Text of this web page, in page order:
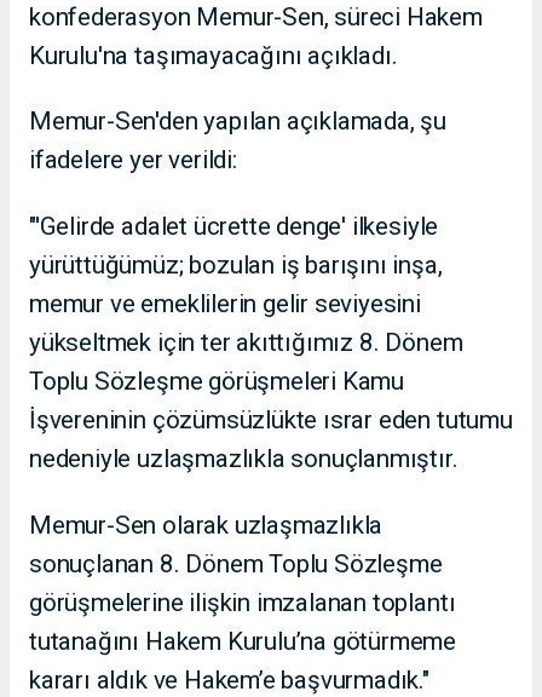
konfederasyon Memur-Sen, süreci Hakem
Kurulu'na taşımayacağını açıkladı.
Memur-Sen'den yapılan açıklamada, şu
ifadelere yer verildi:
"'Gelirde adalet ücrette denge' ilkesiyle
yürüttüğümüz; bozulan iş barışını inşa,
memur ve emeklilerin gelir seviyesini
yükseltmek için ter akıttığımız 8. Dönem
Toplu Sözleşme görüşmeleri Kamu
İşvereninin çözümsüzlükte ısrar eden tutumu
nedeniyle uzlaşmazlıkla sonuçlanmıştır.
Memur-Sen olarak uzlaşmazlıkla
sonuçlanan 8. Dönem Toplu Sözleşme
görüşmelerine ilişkin imzalanan toplantı
tutanağını Hakem Kurulu’na götürmeme
kararı aldık ve Hakem’e başvurmadık."